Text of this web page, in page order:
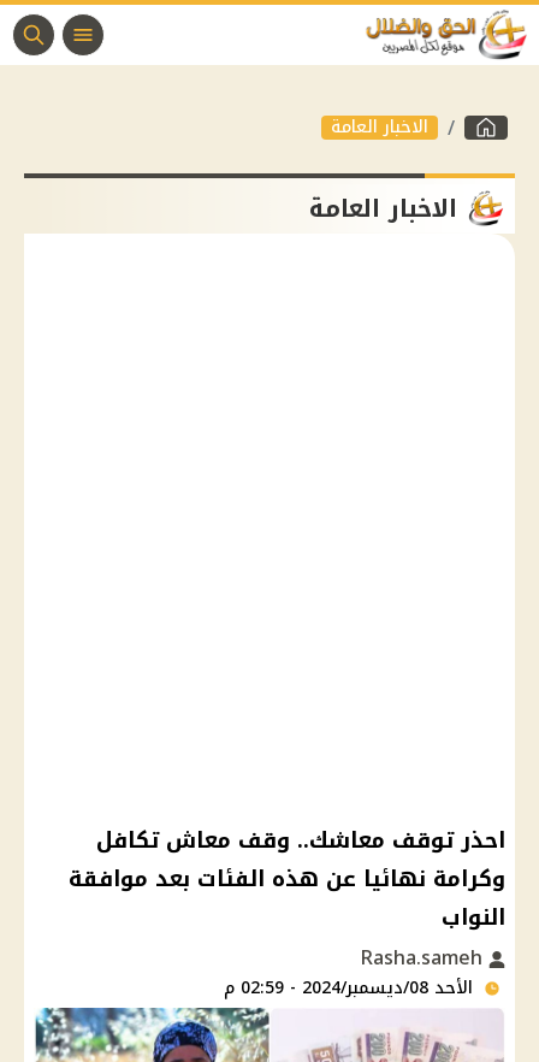
الاخبار العامة
الاخبار العامة
احذر توقف معاشك.. وقف معاش تكافل
وكرامة نهائيا عن هذه الفئات بعد موافقة
النواب
الأحد 08/ديسمبر/2024 - 02:59 م